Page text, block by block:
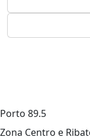
Porto 89.5
Zona Centro e